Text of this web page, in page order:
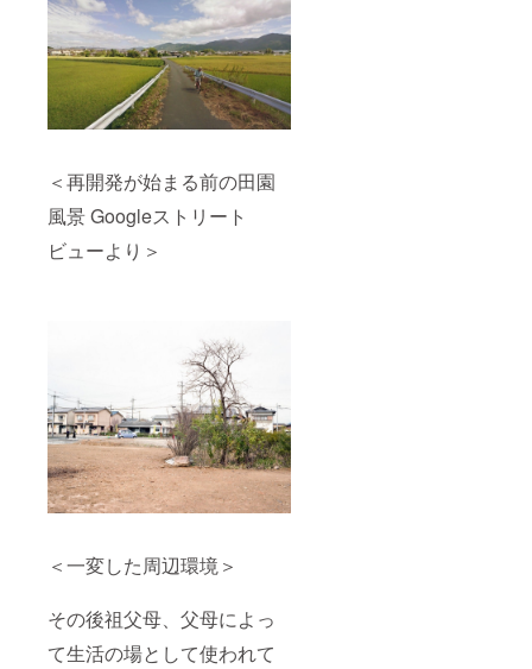
＜再開発が始まる前の田園
風景 Googleストリート
ビューより＞
＜一変した周辺環境＞
その後祖父母、父母によっ
て生活の場として使われて